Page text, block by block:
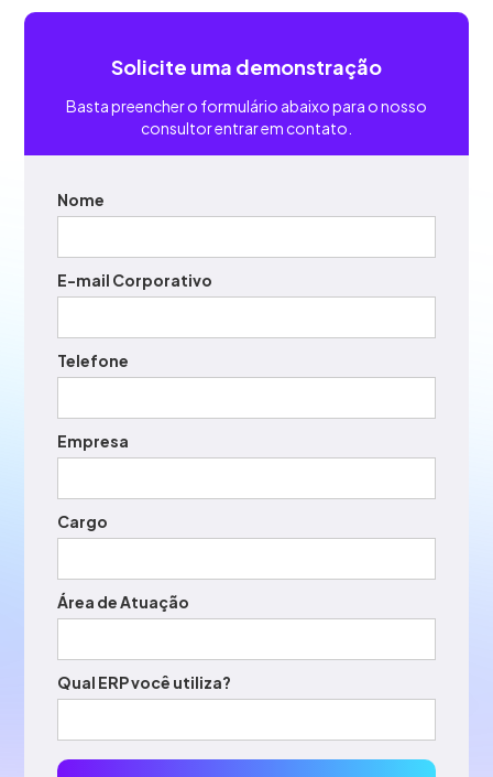
Solicite uma demonstração
Basta preencher o formulário abaixo para o nosso
consultor entrar em contato.
Nome
E-mail Corporativo
Telefone
Empresa
Cargo
Área de Atuação
Qual ERP você utiliza?